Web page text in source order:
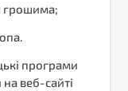
грошима;
програми
веб-сайті